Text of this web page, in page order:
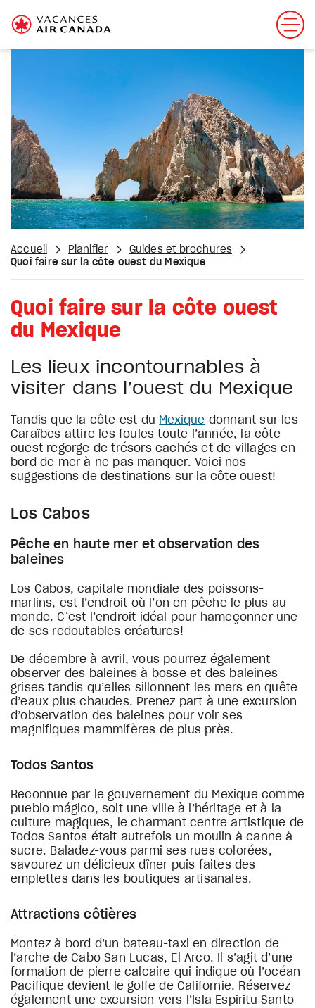
Accueil Planifier
Guides et brochures
Quoi faire sur la côte ouest du Mexique
Quoi faire sur la côte ouest
du Mexique
Les lieux incontournables à
visiter dans l’ouest du Mexique
Tandis que la côte est du Mexique donnant sur les
Caraïbes attire les foules toute l’année, la côte
ouest regorge de trésors cachés et de villages en
bord de mer à ne pas manquer. Voici nos
suggestions de destinations sur la côte ouest!
Los Cabos
Pêche en haute mer et observation des
baleines
Los Cabos, capitale mondiale des poissons-
marlins, est l’endroit où l’on en pêche le plus au
monde. C’est l’endroit idéal pour hameçonner une
de ses redoutables créatures!
De décembre à avril, vous pourrez également
observer des baleines à bosse et des baleines
grises tandis qu’elles sillonnent les mers en quête
d’eaux plus chaudes. Prenez part à une excursion
d’observation des baleines pour voir ses
magnifiques mammifères de plus près.
Todos Santos
Reconnue par le gouvernement du Mexique comme
pueblo mágico, soit une ville à l’héritage et à la
culture magiques, le charmant centre artistique de
Todos Santos était autrefois un moulin à canne à
sucre. Baladez-vous parmi ses rues colorées,
savourez un délicieux dîner puis faites des
emplettes dans les boutiques artisanales.
Attractions côtières
Montez à bord d’un bateau-taxi en direction de
l’arche de Cabo San Lucas, El Arco. Il s’agit d’une
formation de pierre calcaire qui indique où l’océan
Pacifique devient le golfe de Californie. Réservez
également une excursion vers l’Isla Espiritu Santo